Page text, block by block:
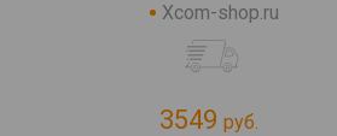
Xcom-shop.ru
3549 руб.